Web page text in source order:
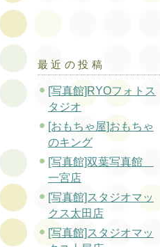
最近の投稿
[写真館]RYOフォトス
タジオ
[おもちゃ屋]おもちゃ
のキング
[写真館]双葉写真館
一宮店
[写真館]スタジオマッ
クス太田店
[写真館]スタジオマッ